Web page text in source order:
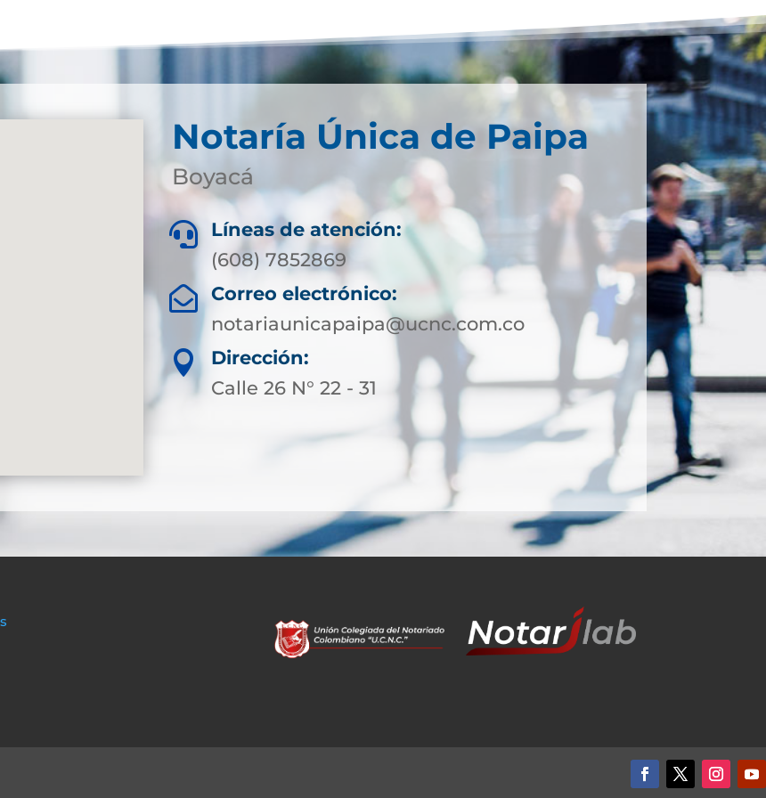
Notaría Única de Paipa
Boyacá

Líneas de atención:
(608) 7852869
 Correo electrónico:
notariaunicapaipa@ucnc.com.co

Dirección:
Calle 26 N° 22 - 31